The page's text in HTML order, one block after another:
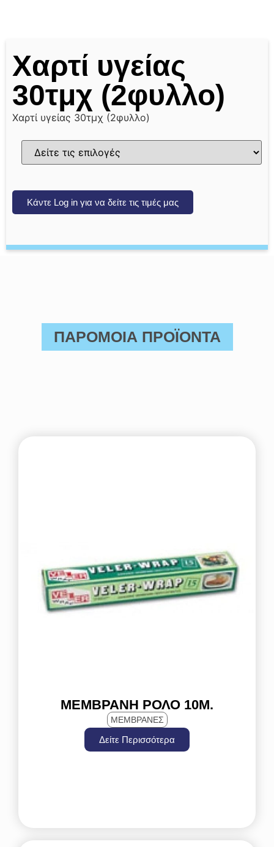
Χαρτί υγείας
30τμχ (2φυλλο)
Χαρτί υγείας 30τμχ (2φυλλο)
Κάντε Log in για να δείτε τις τιμές μας
ΠΑΡΟΜΟΙΑ ΠΡΟΪΟΝΤΑ
ΜΕΜΒΡΆΝΗ ΡΟΛΌ 10Μ.
ΜΕΜΒΡΑΝΕΣ
Δείτε Περισσότερα